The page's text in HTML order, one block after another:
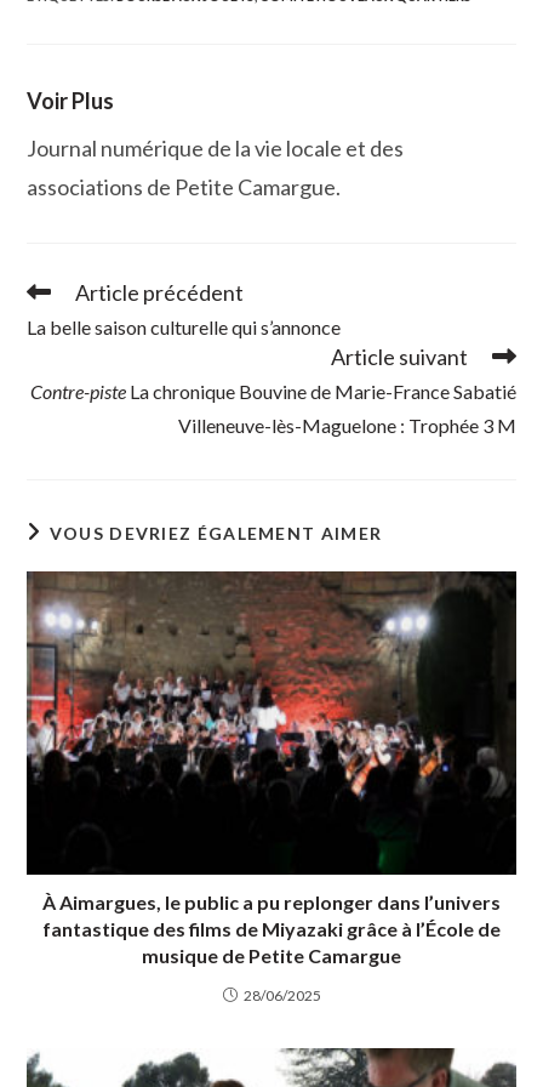
Voir Plus
Journal numérique de la vie locale et des
associations de Petite Camargue.
Read
articles
Article précédent
La belle saison culturelle qui s’annonce
Article suivant
Contre-pisteLa chronique Bouvine de Marie-France Sabatié
Villeneuve-lès-Maguelone : Trophée 3 M
VOUS DEVRIEZ ÉGALEMENT AIMER
À Aimargues, le public a pu replonger dans l’univers
fantastique des films de Miyazaki grâce à l’École de
musique de Petite Camargue
28/06/2025